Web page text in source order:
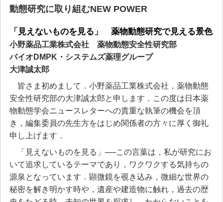
動態研究に取り組むNEW POWER
「見えないものを見る」 薬物動態研究で見える景色
小野薬品工業株式会社 薬物動態安全性研究部
バイオDMPK・システムズ薬理グループ
大津誠太郎
皆さま初めまして．小野薬品工業株式会社，薬物動態
安全性研究部の大津誠太郎と申します．この度は日本薬
物動態学会ニュースレターへの貴重な執筆の機会を頂
き，編集委員の先生方をはじめ関係者の方々に厚く御礼
申し上げます．
「見えないものを見る」──この言葉は，私が研究にお
いて追求しているテーマであり，ワクワクする気持ちの
源泉となっています．顕微鏡を覗き込み，微細な世界の
秘密を解き明かす時や，遺産や建造物に触れ，過去の歴